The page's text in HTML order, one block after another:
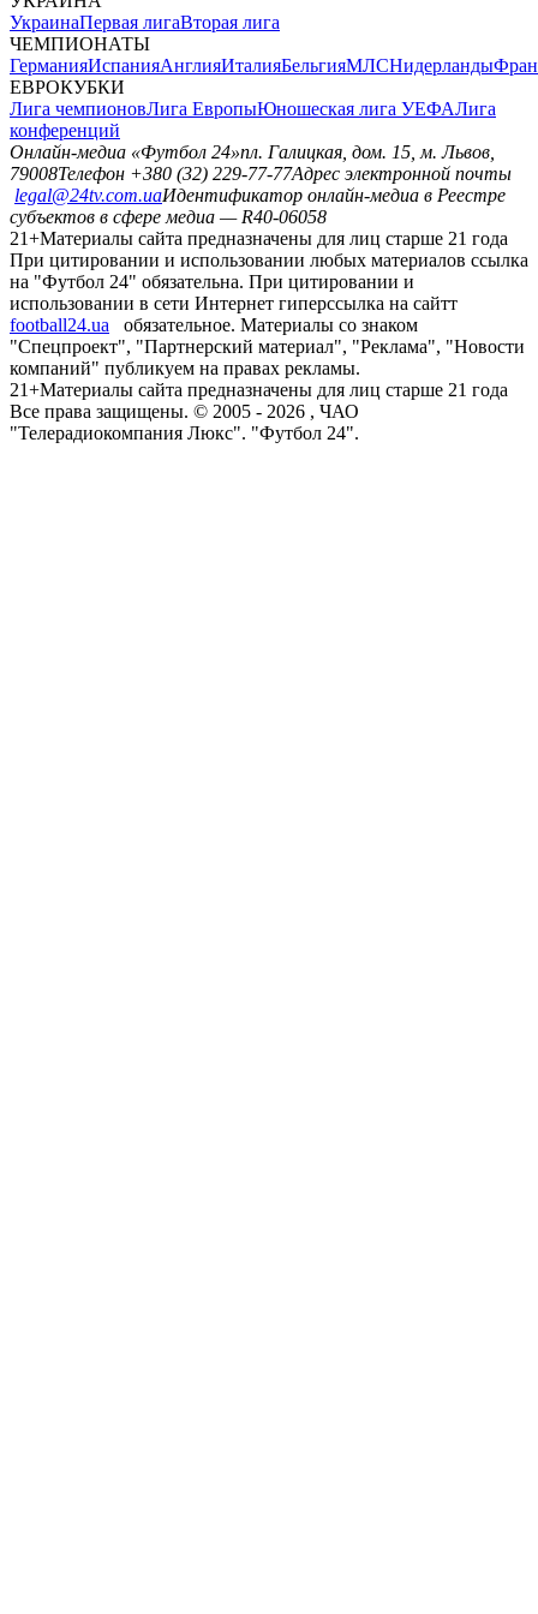
УкраинаПервая лигаВторая лига
ЧЕМПИОНАТЫ
ГерманияИспанияАнглияИталияБельгияМЛСНидерланды
ЕВРОКУБКИ
Лига чемпионовЛига ЕвропыЮношеская лига УЕФАЛига
конференций
Онлайн-медиа «Футбол 24»пл. Галицкая, дом. 15, м. Львов,
79008Телефон +380 (32) 229-77-77Адрес электронной почты
legal@24tv.com.uaИдентификатор онлайн-медиа в Реестре
субъектов в сфере медиа — R40-06058
21+Материалы сайта предназначены для лиц старше 21 года
При цитировании и использовании любых материалов ссылка
на "Футбол 24" обязательна. При цитировании и
использовании в сети Интернет гиперссылка на сайтт
football24.ua
обязательное. Материалы со знаком
"Спецпроект", "Партнерский материал", "Реклама", "Новости
компаний" публикуем на правах рекламы.
21+Материалы сайта предназначены для лиц старше 21 года
Все права защищены. © 2005 - 2026 , ЧАО
"Телерадиокомпания Люкс". "Футбол 24".